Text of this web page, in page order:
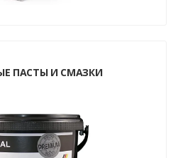
ПАСТЫ И СМАЗКИ